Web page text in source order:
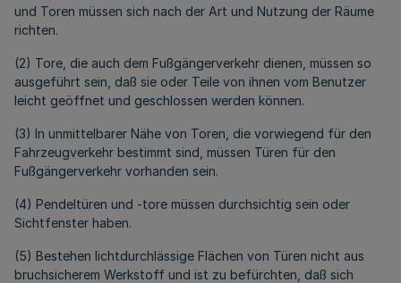
und Toren müssen sich nach der Art und Nutzung der Räume
richten.
(2) Tore, die auch dem Fußgängerverkehr dienen, müssen so
ausgeführt sein, daß sie oder Teile von ihnen vom Benutzer
leicht geöffnet und geschlossen werden können.
(3) In unmittelbarer Nähe von Toren, die vorwiegend für den
Fahrzeugverkehr bestimmt sind, müssen Türen für den
Fußgängerverkehr vorhanden sein.
(4) Pendeltüren und -tore müssen durchsichtig sein oder
Sichtfenster haben.
(5) Bestehen lichtdurchlässige Flächen von Türen nicht aus
bruchsicherem Werkstoff und ist zu befürchten, daß sich